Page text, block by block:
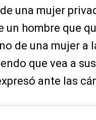
una mujer
un hombre que
de una mujer a
que vea a
ante las